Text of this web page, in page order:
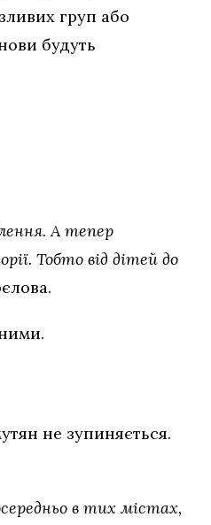
груп або
будуть
А тепер
Тобто від дітей до
не зупиняється.
в тих містах,